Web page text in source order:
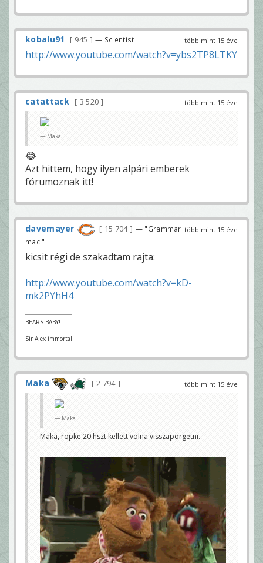
több mint 15 éve
kobalu91 945 — Scientist
http://www.youtube.com/watch?v=ybs2TP8LTKY
több mint 15 éve
catattack 3 520
Maka
😂
Azt hittem, hogy ilyen alpári emberek
fórumoznak itt!
több mint 15 éve
davemayer 15 704
— "Grammar
maci"
kicsit régi de szakadtam rajta:
http://www.youtube.com/watch?v=kD-
mk2PYhH4
BEARS BABY!
Sir Alex immortal
több mint 15 éve
Maka 2 794
Maka
Maka, röpke 20 hszt kellett volna visszapörgetni.